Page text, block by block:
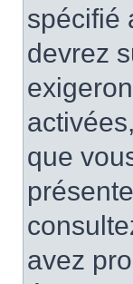
spécifié
devrez
que
avez